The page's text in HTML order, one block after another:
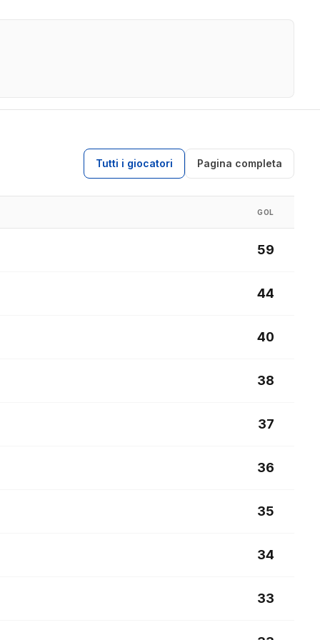
Tutti i giocatori Pagina completa
GOL
59
44
40
38
37
36
35
34
33